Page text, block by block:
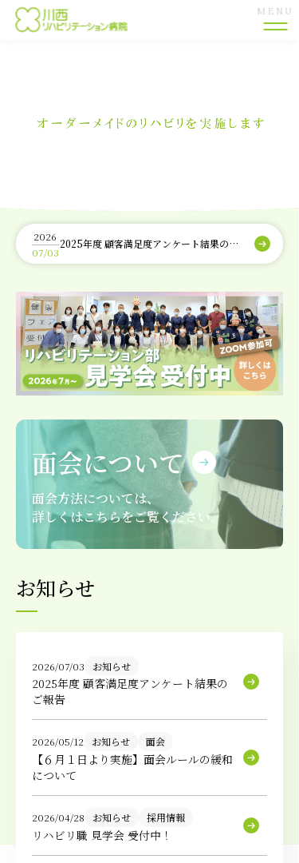
MENU
外来診療
入院相談
看護部
在宅サービス
お問い合わせ（面会方法について）
お見舞いメール便
理美容予約
リモート面会予約
2026
07/03
2025年度 顧客満足度アンケート結果のご
面会について
面会方法については、
詳しくはこちらをご覧ください。
お知らせ
2026/07/03 お知らせ
2025年度 顧客満足度アンケート結果の
ご報告
2026/05/12 お知らせ 面会
【６月１日より実施】面会ルールの緩和
について
2026/04/28 お知らせ 採用情報
リハビリ職 見学会 受付中！